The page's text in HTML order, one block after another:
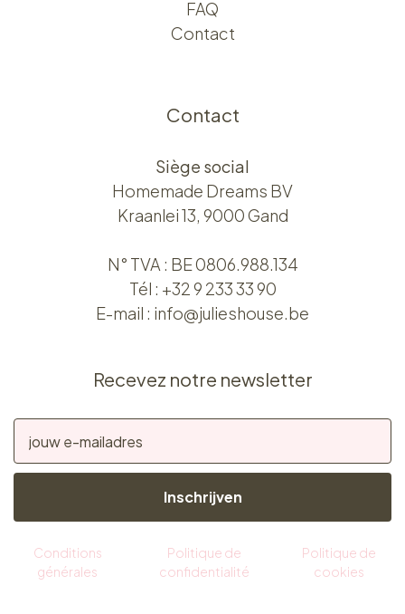
FAQ
Contact
Contact
Siège social
Homemade Dreams BV
Kraanlei 13, 9000 Gand
N° TVA : BE 0806.988.134
Tél : +32 9 233 33 90
E-mail : info@julieshouse.be
Recevez notre newsletter
Inschrijven
Conditions
générales
Politique de
confidentialité
Politique de
cookies